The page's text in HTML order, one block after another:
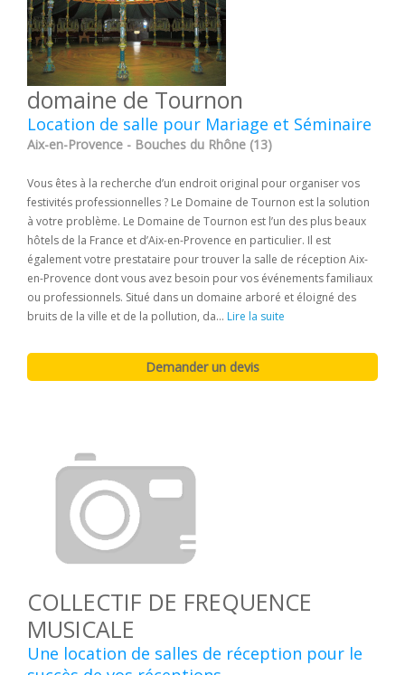
domaine de Tournon
Location de salle pour Mariage et Séminaire
Aix-en-Provence - Bouches du Rhône (13)
Vous êtes à la recherche d’un endroit original pour organiser vos
festivités professionnelles ? Le Domaine de Tournon est la solution
à votre problème. Le Domaine de Tournon est l’un des plus beaux
hôtels de la France et d’Aix-en-Provence en particulier. Il est
également votre prestataire pour trouver la salle de réception Aix-
en-Provence dont vous avez besoin pour vos événements familiaux
ou professionnels. Situé dans un domaine arboré et éloigné des
bruits de la ville et de la pollution, da... Lire la suite
COLLECTIF DE FREQUENCE
MUSICALE
Une location de salles de réception pour le